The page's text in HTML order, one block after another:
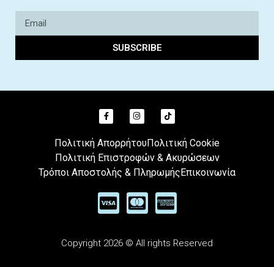
SUBSCRIBE
Πολιτική Απορρήτου Πολιτική Cookie
Πολιτική Επιστροφών & Ακυρώσεων
Τρόποι Αποστολής & Πληρωμής Επικοινωνία
Copyright 2026 © All rights Reserved